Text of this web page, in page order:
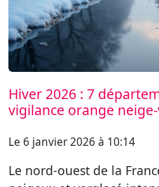
Hiver 2026 : 7
vigilance orange
Le 6 janvier 2026 à 10:14
Le nord-ouest de la